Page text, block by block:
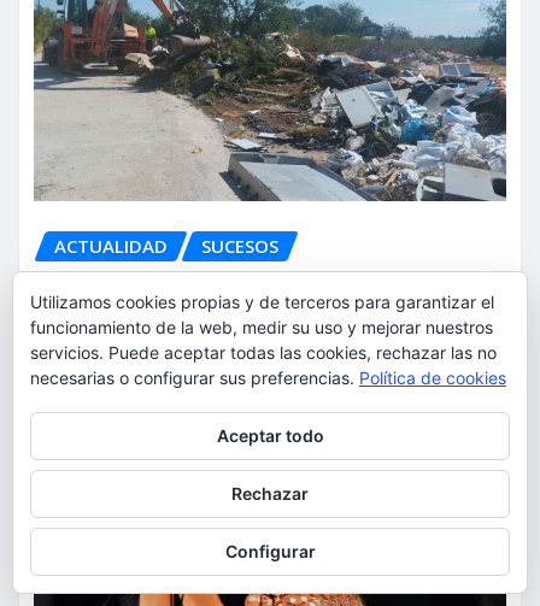
ACTUALIDAD SUCESOS
Torrent caza a los responsables
de los vertidos ilegales y
endurece las sanciones
torrent al dia Ago 7, 2026
Utilizamos cookies propias y de terceros para garantizar el
funcionamiento de la web, medir su uso y mejorar nuestros
servicios. Puede aceptar todas las cookies, rechazar las no
necesarias o configurar sus preferencias. Política de cookies
Aceptar todo
Rechazar
Configurar
Para obtener más información, incluido cómo gestionar las cookies,